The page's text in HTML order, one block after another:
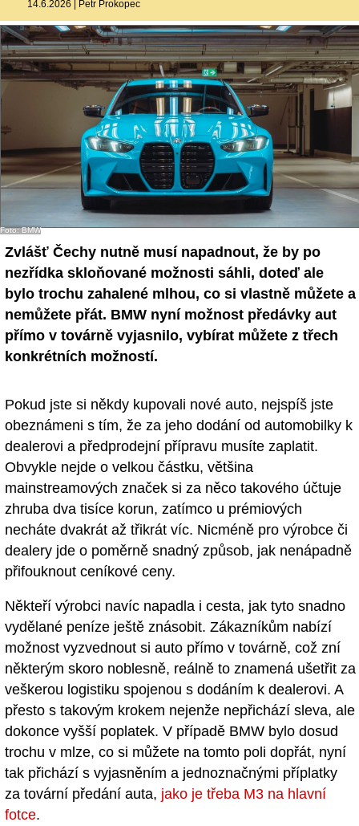
- Ostatní
Diskuzní fórum
Sledujte nás!
14.6.2026 | Petr Prokopec
Foto: BMW
Zvlášť Čechy nutně musí napadnout, že by po
nezřídka skloňované možnosti sáhli, doteď ale
bylo trochu zahalené mlhou, co si vlastně můžete a
nemůžete přát. BMW nyní možnost předávky aut
přímo v továrně vyjasnilo, vybírat můžete z třech
konkrétních možností.
Pokud jste si někdy kupovali nové auto, nejspíš jste
obeznámeni s tím, že za jeho dodání od automobilky k
dealerovi a předprodejní přípravu musíte zaplatit.
Obvykle nejde o velkou částku, většina
mainstreamových značek si za něco takového účtuje
zhruba dva tisíce korun, zatímco u prémiových
necháte dvakrát až třikrát víc. Nicméně pro výrobce či
dealery jde o poměrně snadný způsob, jak nenápadně
přifouknout ceníkové ceny.
Někteří výrobci navíc napadla i cesta, jak tyto snadno
vydělané peníze ještě znásobit. Zákazníkům nabízí
možnost vyzvednout si auto přímo v továrně, což zní
některým skoro noblesně, reálně to znamená ušetřit za
veškerou logistiku spojenou s dodáním k dealerovi. A
přesto s takovým krokem nejenže nepřichází sleva, ale
dokonce vyšší poplatek. V případě BMW bylo dosud
trochu v mlze, co si můžete na tomto poli dopřát, nyní
tak přichází s vyjasněním a jednoznačnými příplatky
za tovární předání auta, jako je třeba M3 na hlavní
fotce.